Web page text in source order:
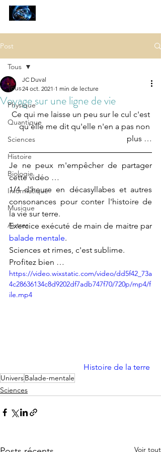
Post
Tous
Physique
Quantique
Sciences
Histoire
Biologie
Informatique
Musique
Autres
Tous
Voyage sur une ligne de vie
JC Duval
24 oct. 2021 1 min de lecture
Ce qui me laisse un peu sur le cul c'est
qu'elle me dit qu'elle n'en a pas non
plus …
Je ne peux m'empêcher de partager
cette vidéo …
1/4 d'heure en décasyllabes et autres
consonances pour conter l'histoire de
la vie sur terre.
balade mentale.
Sciences et rimes, c'est sublime.
Profitez bien …
https://video.wixstatic.com/video/dd5f42_73a
4c28636134c8d9202df7adb747f70/720p/mp4/f
ile.mp4
Histoire de la terre
UniversBalade-mentale
Sciences
Voir tout